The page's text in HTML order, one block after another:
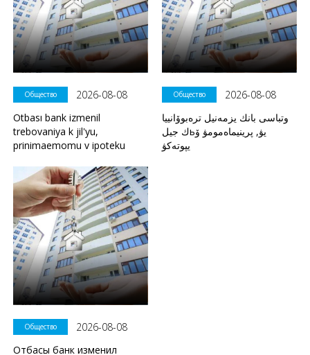
Общество
2026-08-08
Otbası bank izmenil
trebovaniya k jil'yu,
prinimaemomu v ipoteku
Общество
2026-08-08
وتباسى بانك يزمەنيل ترەبوۆانييا
ك جيلьيۋ, پرينيماەمومۋ ۆ
يپوتەكۋ
Общество
2026-08-08
Отбасы банк изменил